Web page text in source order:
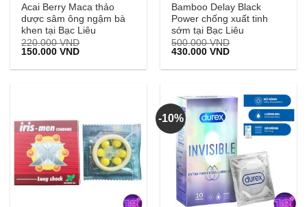
Acai Berry Maca thảo
dược sâm ông ngậm bà
khen tại Bạc Liêu
220.000VND
Giá
là:
150.000VNDGiá
tại
Bamboo Delay Black
Power chống xuất tinh
sớm tại Bạc Liêu
500.000VND
Giá
là:
430.000VNDGiá
tại
-10%